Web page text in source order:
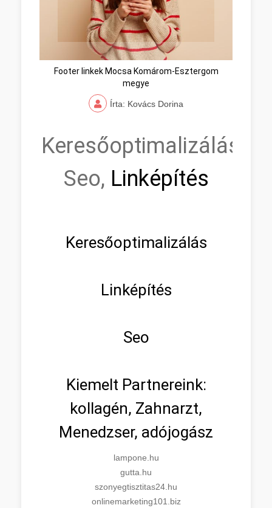
Footer linkek Mocsa Komárom-Esztergom
megye
Írta: Kovács Dorina
Keresőoptimalizálás,
Seo, Linképítés
Keresőoptimalizálás
Linképítés
Seo
Kiemelt Partnereink:
kollagén, Zahnarzt,
Menedzser, adójogász
lampone.hu
gutta.hu
szonyegtisztitas24.hu
onlinemarketing101.biz